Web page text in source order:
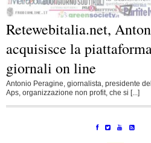
Retewebitalia.net,
acquisisce la
giornali on line
Antonio Peragine, giornalista, presidente
Aps, organizzazione non profit, che si [...]